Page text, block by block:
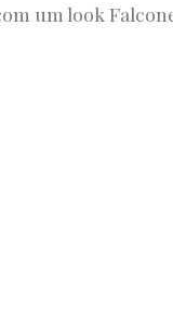
um look